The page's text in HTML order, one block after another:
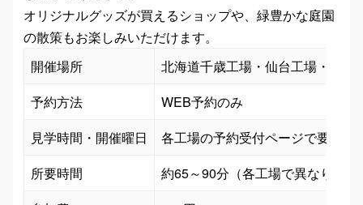
オリジナルグッズが買えるショップや、緑豊かな庭園
の散策もお楽しみいただけます。
開催場所
北海道千歳工場・仙台工場・取
予約方法
WEB予約のみ
見学時間・開催曜日
各工場の予約受付ページで要確認
所要時間
約65～90分（各工場で異なります